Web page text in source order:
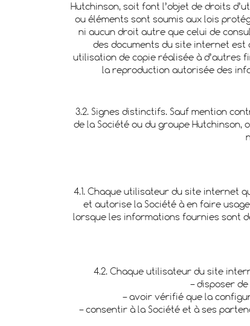
Hutchinson, soit font l’objet de droits
ou éléments sont soumis aux lois
ni aucun droit autre que celui de
des documents du site internet est
utilisation de copie réalisée à d’autres
la reproduction autorisée des
3.2. Signes distinctifs. Sauf mention
de la Société ou du groupe
4.1. Chaque utilisateur du site internet
et autorise la Société à en faire
lorsque les informations fournies sont
4.2. Chaque utilisateur du site
– disposer
– avoir vérifié que la
– consentir à la Société et à ses